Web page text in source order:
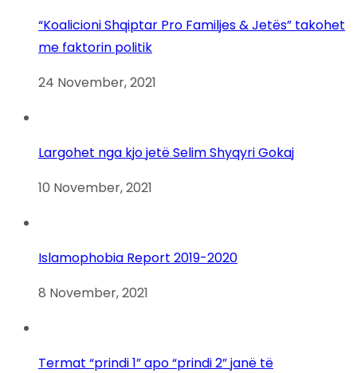
“Koalicioni Shqiptar Pro Familjes & Jetës” takohet
me faktorin politik
24 November, 2021
Largohet nga kjo jetë Selim Shyqyri Gokaj
10 November, 2021
Islamophobia Report 2019-2020
8 November, 2021
Termat “prindi 1” apo “prindi 2” janë të